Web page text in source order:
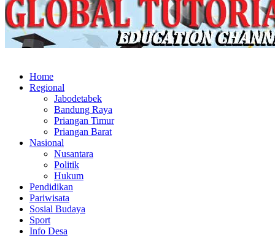
Home
Regional
Jabodetabek
Bandung Raya
Priangan Timur
Priangan Barat
Nasional
Nusantara
Politik
Hukum
Pendidikan
Pariwisata
Sosial Budaya
Sport
Info Desa